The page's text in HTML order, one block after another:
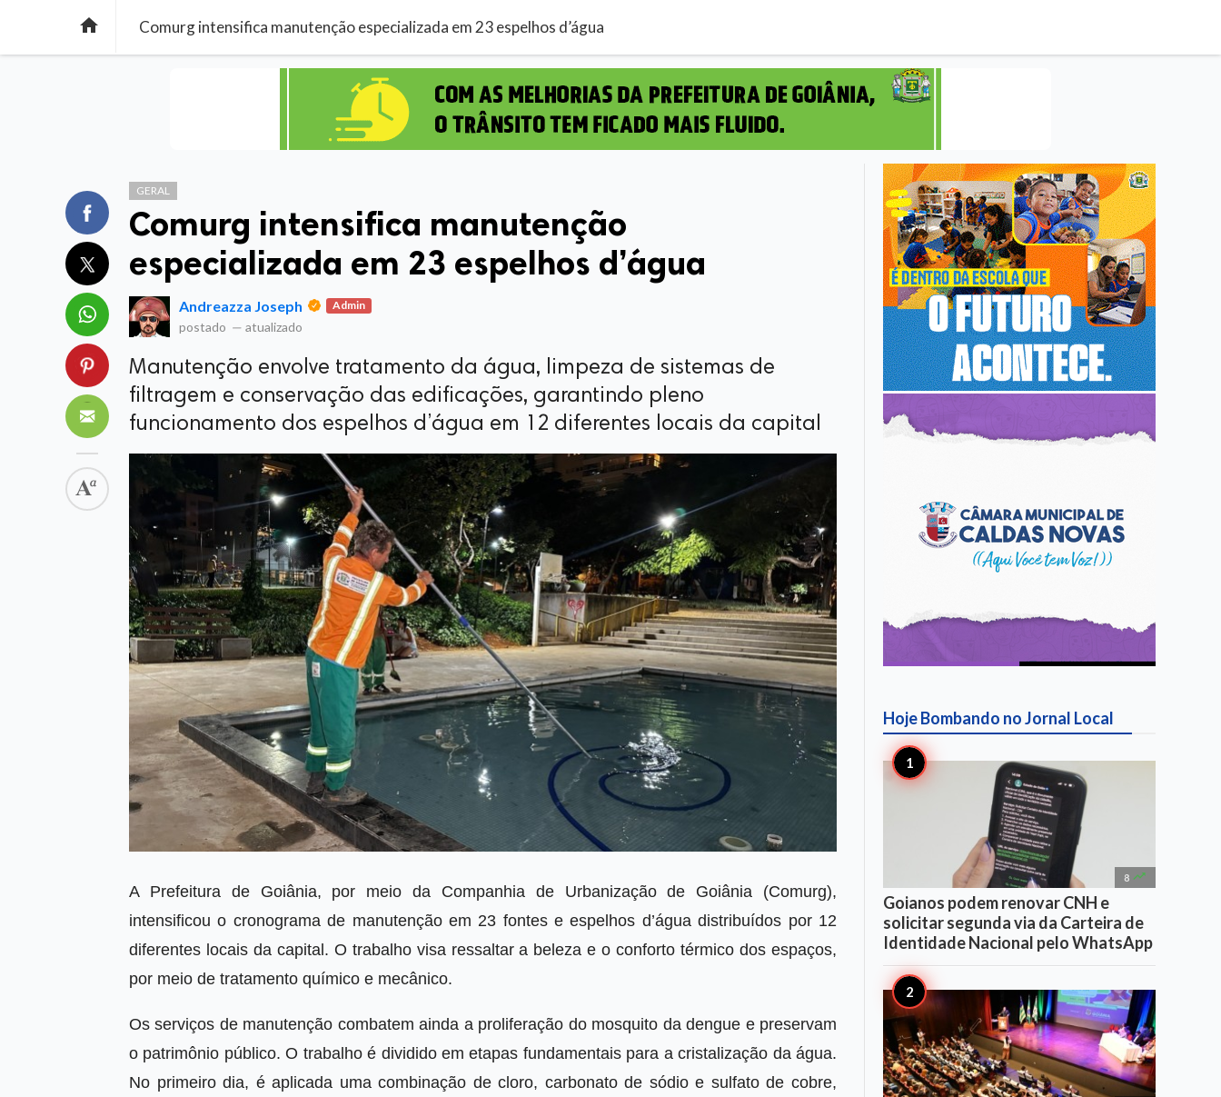
 Comurg intensifica manutenção especializada em 23 espelhos d’água
GERAL
Comurg intensifica manutenção
especializada em 23 espelhos d’água
Andreazza Joseph Admin
postado — atualizado
Manutenção envolve tratamento da água, limpeza de sistemas de
filtragem e conservação das edificações, garantindo pleno
funcionamento dos espelhos d’água em 12 diferentes locais da capital
A Prefeitura de Goiânia, por meio da Companhia de Urbanização de Goiânia (Comurg),
intensificou o cronograma de manutenção em 23 fontes e espelhos d’água distribuídos por 12
diferentes locais da capital. O trabalho visa ressaltar a beleza e o conforto térmico dos espaços,
por meio de tratamento químico e mecânico.
Os serviços de manutenção combatem ainda a proliferação do mosquito da dengue e preservam
o patrimônio público. O trabalho é dividido em etapas fundamentais para a cristalização da água.
No primeiro dia, é aplicada uma combinação de cloro, carbonato de sódio e sulfato de cobre,
Hoje Bombando noJornal Local
8 
Goianos podem renovar CNH e
solicitar segunda via da Carteira de
Identidade Nacional pelo WhatsApp